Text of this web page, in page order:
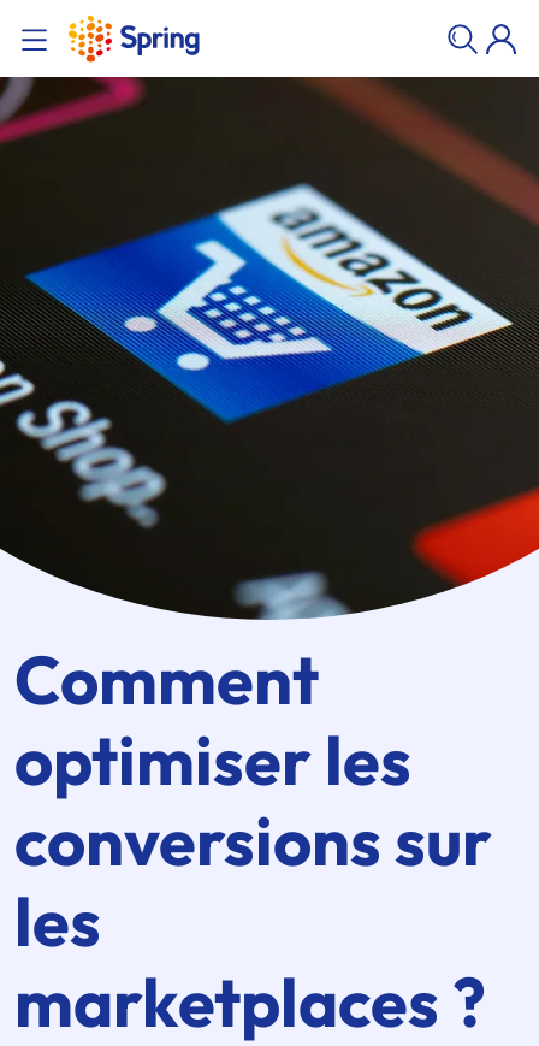
Comment
optimiser les
conversions sur
les
marketplaces ?